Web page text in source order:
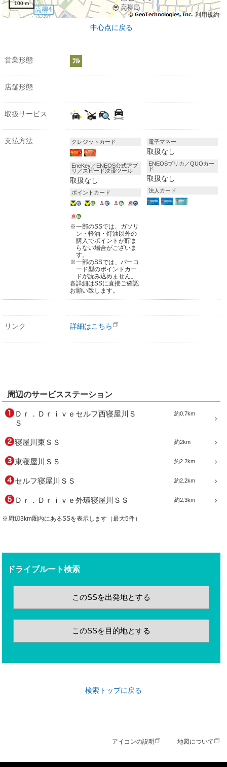
利用規約
100 m
中心点に戻る
営業形態
店舗形態
取扱サービス
支払方法 クレジットカード
EneKey／ENEOS公式アプ
リ／スピード決済ツール
取扱なし
ポイントカード
※一部のSSでは、ガソリ
ン・軽油・灯油以外の
購入でポイントが貯ま
らない場合がございま
す。
※一部のSSでは、バーコ
ード型のポイントカー
ドが読み込めません。
各詳細はSSに直接ご確認
お願い致します。
電子マネー
取扱なし
ENEOSプリカ／QUOカー
ド
取扱なし
法人カード
リンク 詳細はこちら
周辺のサービスステーション
約0.7km
Ｄｒ．Ｄｒｉｖｅセルフ西寝屋川Ｓ
Ｓ
約2km
寝屋川東ＳＳ
約2.2km
東寝屋川ＳＳ
約2.2km
セルフ寝屋川ＳＳ
約2.3km
Ｄｒ．Ｄｒｉｖｅ外環寝屋川ＳＳ
※周辺3km圏内にあるSSを表示します（最大5件）
ドライブルート検索
このSSを出発地とする
このSSを目的地とする
検索トップに戻る
アイコンの説明 地図について